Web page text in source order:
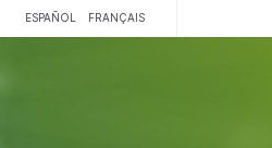
ESPAÑOL FRANÇAIS